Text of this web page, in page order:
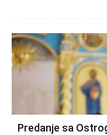
Predanje sa